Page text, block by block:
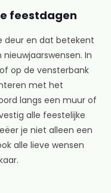
feestdagen
deur en dat betekent
In
op de vensterbank
met het
langs een muur of
alle feestelijke
je niet alleen een
alle lieve wensen